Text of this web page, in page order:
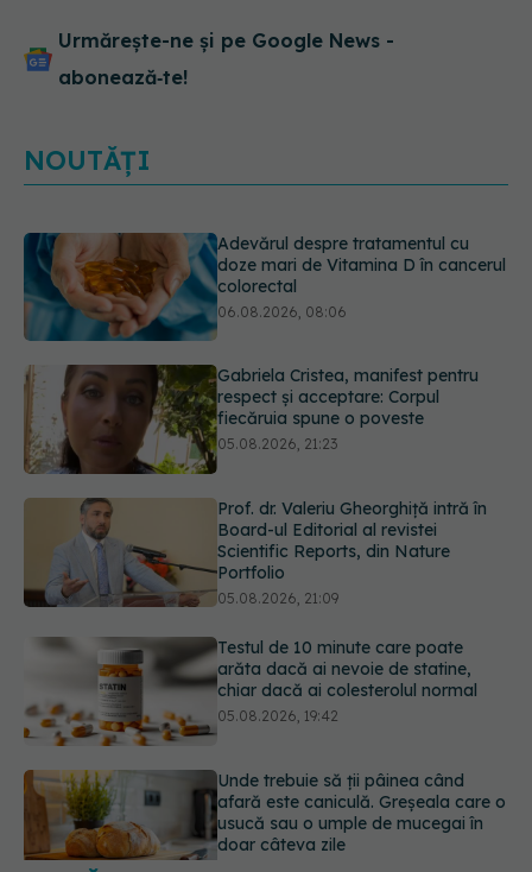
Urmărește-ne și pe Google News -
abonează‑te!
NOUTĂȚI
Gabriela Cristea, manifest pentru
respect și acceptare: Corpul
fiecăruia spune o poveste
05.08.2026, 21:23
Prof. dr. Valeriu Gheorghiță intră în
Board-ul Editorial al revistei
Scientific Reports, din Nature
Portfolio
Testul de 10 minute care poate
arăta dacă ai nevoie de statine,
chiar dacă ai colesterolul normal
05.08.2026, 19:42
Unde trebuie să ții pâinea când
afară este caniculă. Greșeala care o
usucă sau o umple de mucegai în
doar câteva zile
Adevărul despre tratamentul cu
doze mari de Vitamina D în cancerul
colorectal
06.08.2026, 08:06
URMĂREȘTE-NE ȘI PE:
URMĂRITORI